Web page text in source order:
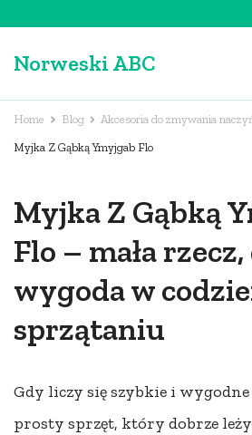
content
Enter)
Norweski ABC
Home Blog Akcesoria do zmywania
Myjka Z Gąbką Ymyjgab Flo
Myjka Z Gąbką
Flo – mała
wygoda w
sprzątaniu
Gdy liczy się szybkie i
prosty sprzęt, który dobrze